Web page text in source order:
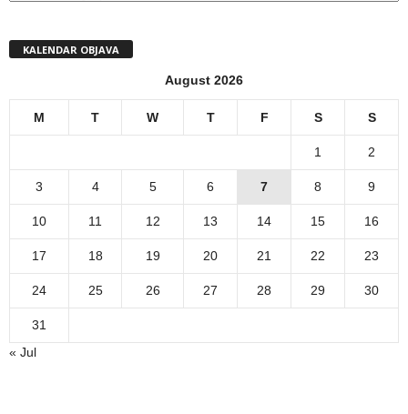
KALENDAR OBJAVA
August 2026
M T W T F S S
1 2
3 4 5 6 7 8 9
10 11 12 13 14 15 16
17 18 19 20 21 22 23
24 25 26 27 28 29 30
31
« Jul